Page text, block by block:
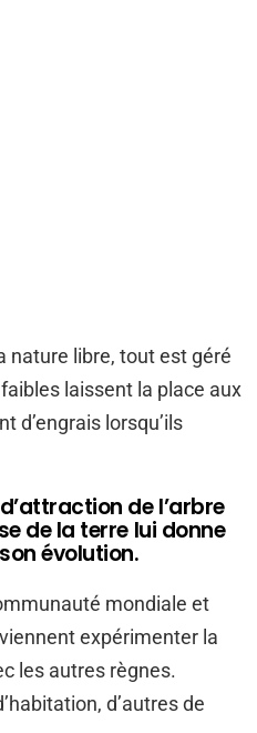
nature libre, tout est géré
laissent la place aux
d’engrais lorsqu’ils
de l’arbre
de la terre lui donne
évolution.
mondiale et
expérimenter la
les autres règnes.
d’autres de